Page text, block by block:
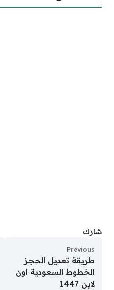
شارك
Previous
طريقة تعديل الحجز
الخطوط السعودية اون
لاين 1447